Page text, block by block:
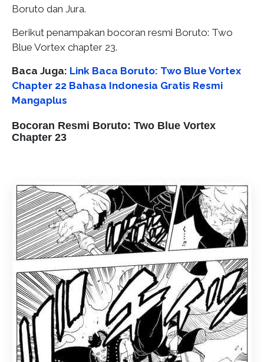
Boruto dan Jura.
Berikut penampakan bocoran resmi Boruto: Two
Blue Vortex chapter 23.
Baca Juga: Link Baca Boruto: Two Blue Vortex
Chapter 22 Bahasa Indonesia Gratis Resmi
Mangaplus
Bocoran Resmi Boruto: Two Blue Vortex
Chapter 23